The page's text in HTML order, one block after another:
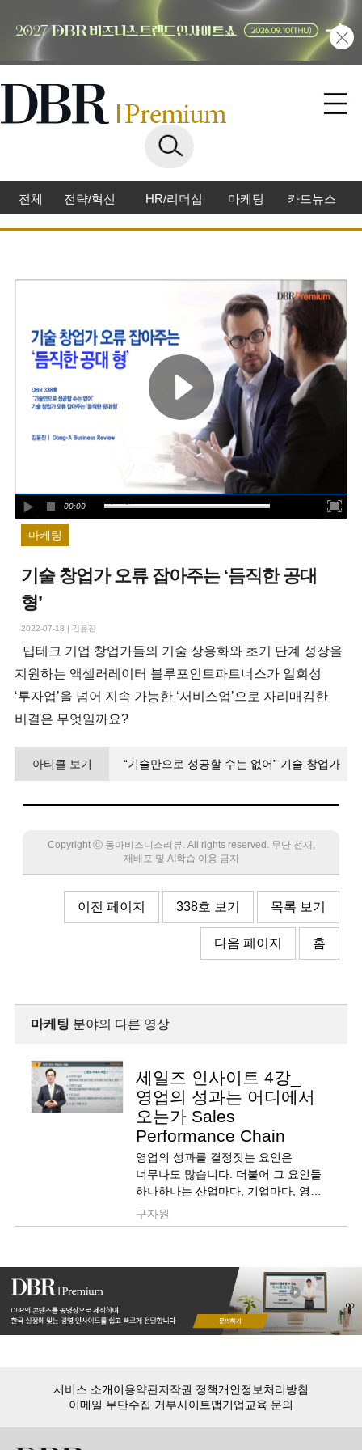
전체 전략/혁신 HR/리더십 마케팅 카드뉴스
00:00
마케팅
기술 창업가 오류 잡아주는 ‘듬직한 공대
형’
2022-07-18 | 김윤진
딥테크 기업 창업가들의 기술 상용화와 초기 단계 성장을
지원하는 액셀러레이터 블루포인트파트너스가 일회성
‘투자업’을 넘어 지속 가능한 ‘서비스업’으로 자리매김한
비결은 무엇일까요?
아티클 보기
“기술만으로 성공할 수는 없어” 기술 창업가
Copyright Ⓒ 동아비즈니스리뷰. All rights reserved. 무단 전재,
재배포 및 AI학습 이용 금지
이전 페이지 338호 보기 목록 보기
다음 페이지 홈
마케팅 분야의 다른 영상
세일즈 인사이트 4강_
영업의 성과는 어디에서
오는가 Sales
Performance Chain
영업의 성과를 결정짓는 요인은
너무나도 많습니다. 더불어 그 요인들
하나하나는 산업마다, 기업마다, 영업
담당자 마다 차이가 있습니다. 중요한
것은 영업의 성과를 높이는 요인과
영업 성과를 극대화 할 수 있는 방법,
지금부터 알아보도록 하겠습니다.
구자원
서비스 소개이용약관저작권 정책개인정보처리방침
이메일 무단수집 거부사이트맵기업교육 문의